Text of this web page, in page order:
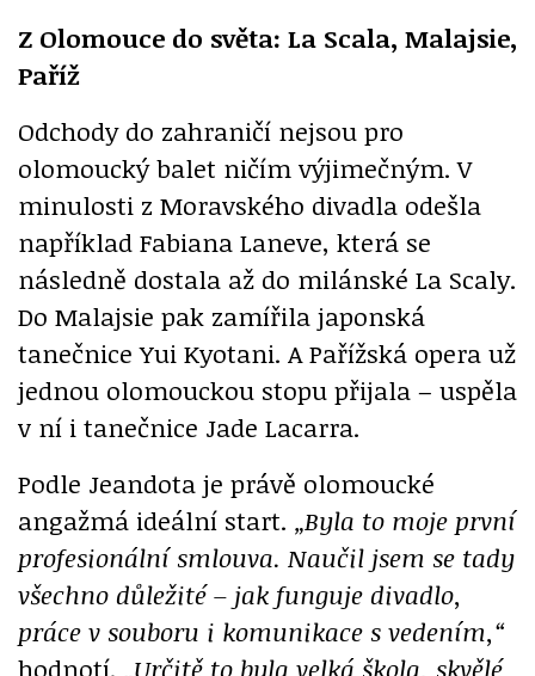
Z Olomouce do světa: La Scala, Malajsie,
Paříž
Odchody do zahraničí nejsou pro
olomoucký balet ničím výjimečným. V
minulosti z Moravského divadla odešla
například Fabiana Laneve, která se
následně dostala až do milánské La Scaly.
Do Malajsie pak zamířila japonská
tanečnice Yui Kyotani. A Pařížská opera už
jednou olomouckou stopu přijala – uspěla
v ní i tanečnice Jade Lacarra.
Podle Jeandota je právě olomoucké
angažmá ideální start. „Byla to moje první
profesionální smlouva. Naučil jsem se tady
všechno důležité – jak funguje divadlo,
práce v souboru i komunikace s vedením,“
hodnotí. „Určitě to byla velká škola, skvělé